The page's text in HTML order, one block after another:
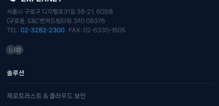
서울시 구로구 디지털로31길 38-21, 609호
(구로동, E&C벤처드림타워 3차) 08376
TEL: 02-3282-2300 FAX: 02-6330-1505
솔루션
제로트러스트 & 클라우드 보안